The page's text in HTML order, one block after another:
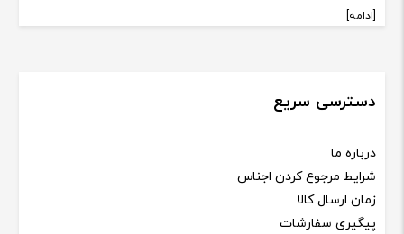
[ادامه]
دسترسی سریع
درباره ما
شرایط مرجوع کردن اجناس
زمان ارسال کالا
پیگیری سفارشات